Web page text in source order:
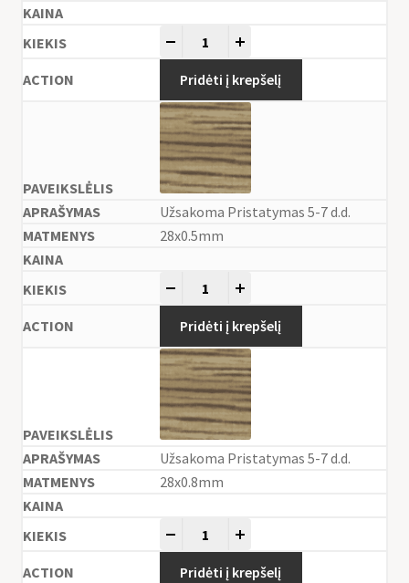
Pridėti į krepšelį
Užsakoma Pristatymas 5-7 d.d.
28x0.5mm
Pridėti į krepšelį
Užsakoma Pristatymas 5-7 d.d.
28x0.8mm
Pridėti į krepšelį